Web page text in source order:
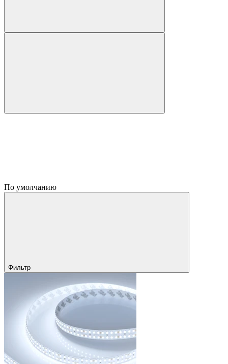
По умолчанию
Фильтр